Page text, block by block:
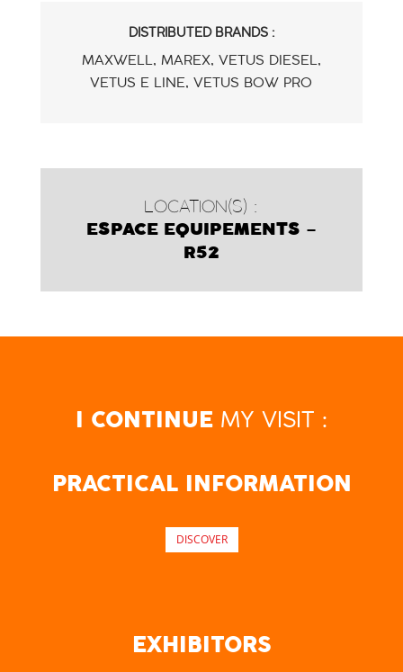
DISTRIBUTED BRANDS :
MAXWELL, MAREX, VETUS DIESEL,
VETUS E LINE, VETUS BOW PRO
LOCATION(S) :
ESPACE EQUIPEMENTS –
R52
I CONTINUEMY VISIT :
PRACTICAL INFORMATION
DISCOVER
EXHIBITORS